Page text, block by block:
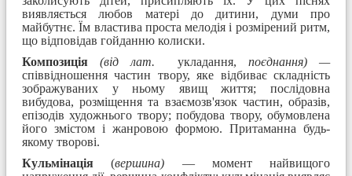
виявляється любов матері до дитини, думи про
майбутнє. Їм властива проста мелодія і розмірений ритм,
що відповідав гойданню колиски.
Композиція (від лат. укладання,поєднання) —
співвідношення частин твору, яке відбиває складність
зображуваних у ньому явищ життя; послідовна
вибудова, розміщення та взаємозв'язок частин, образів,
епізодів художнього твору; побудова твору, обумовлена
його змістом і жанровою формою. Притаманна будь-
якому творові.
Кульмінація (вершина) — момент найвищого